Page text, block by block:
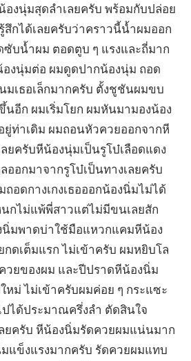
องนุ่มสุดลำเลยครับ พร้อมกับปล่อย
สึกได้เลยครับว่าคราวนี้น้ำผมออก
ซับน้ำผม ตอดตูบ ๆ แรงและถี่มาก
งนุ่มต่อ ผมดูดปากน้องนุ่ม ถอด
มเธอเล็กมากครับ ตั้งชูชันผมขบ
อีก ผมเริ่มโยก ผมหันมามองน้อง
ท่าเดิม ผมถอนหัวควยออกจากหี
ยครับหีน้องนุ่มเป็นรูโบ๋เลือดแดง
ออกมาจากรูโบ๋เป็นทางเลยครับ
อดกางเกงเธอออกน้องนิ่มไม่ได้
นกไม่แพ้พี่สาวแต่ไม่มีขนเลยสัก
มพาดบ่าใช้มือแหวกแคมหีน้อง
ดเต็มแรก ไม่เข้าครับ ผมหยิบโล
ยของผม และปีปราดหีน้องนิ่ม
หม่ ไม่เข้าครับผมค่อย ๆ กระแซะ
ได้ประมาณครึ่งลำ ตัดสินใจ
ยครับ หีน้องนิ่มรัดควยผมแน่นมาก
แข็งแรงมากครับ รัดควยผมแทบ